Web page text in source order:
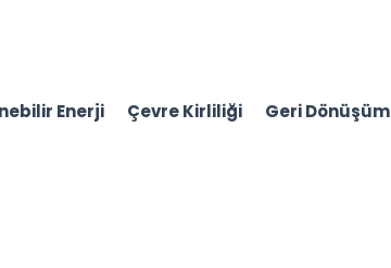
Enerji Çevre Kirliliği Geri Dönüşüm